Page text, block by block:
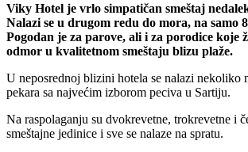
Viky Hotel je vrlo simpatičan smeštaj
Nalazi se u drugom redu do mora, na samo
Pogodan je za parove, ali i za porodice koje
odmor u kvalitetnom smeštaju blizu plaže.
U neposrednoj blizini hotela se nalazi nekoliko
pekara sa najvećim izborom peciva u Sartiju.
Na raspolaganju su dvokrevetne, trokrevetne i
smeštajne jedinice i sve se nalaze na spratu.